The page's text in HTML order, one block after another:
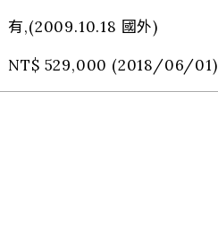
有,(2009.10.18 國外)
NT$ 529,000 (2018/06/01)